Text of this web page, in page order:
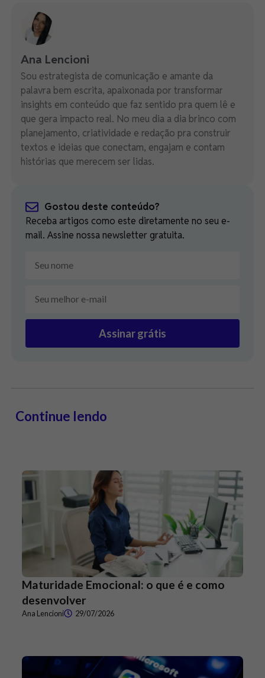
Ana Lencioni
Sou estrategista de comunicação e amante da
palavra bem escrita, apaixonada por transformar
insights em conteúdo que faz sentido pra quem lê e
que gera impacto real. No meu dia a dia brinco com
planejamento, criatividade e redação pra construir
textos e ideias que conectam, engajam e contam
histórias que merecem ser lidas.
Gostou deste conteúdo?
Receba artigos como este diretamente no seu e-
mail. Assine nossa newsletter gratuita.
Assinar grátis
Continue lendo
Maturidade Emocional: o que é e como
desenvolver
Ana Lencioni 29/07/2026